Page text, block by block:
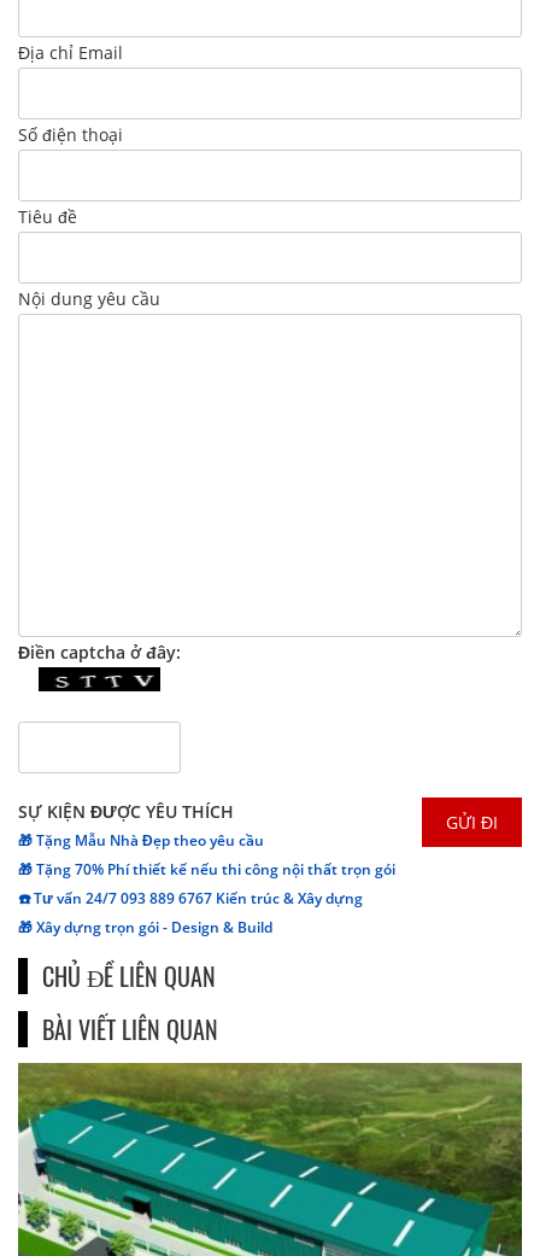
Địa chỉ Email
Số điện thoại
Tiêu đề
Nội dung yêu cầu
Điền captcha ở đây:
SỰ KIỆN ĐƯỢC YÊU THÍCH
🎁 Tặng Mẫu Nhà Đẹp theo yêu cầu
🎁 Tặng 70% Phí thiết kế nếu thi công nội thất trọn gói
☎️ Tư vấn 24/7 093 889 6767 Kiến trúc & Xây dựng
🎁 Xây dựng trọn gói - Design & Build
CHỦ ĐỀ LIÊN QUAN
BÀI VIẾT LIÊN QUAN